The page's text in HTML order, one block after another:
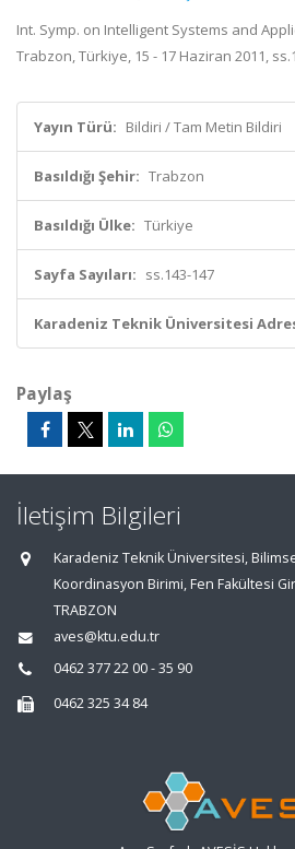
Int. Symp. on Intelligent Systems and
Trabzon, Türkiye, 15 - 17 Haziran 2011,
Yayın Türü: Bildiri / Tam Metin Bildiri
Basıldığı Şehir: Trabzon
Basıldığı Ülke: Türkiye
Sayfa Sayıları: ss.143-147
Karadeniz Teknik Üniversitesi
Paylaş
İletişim Bilgileri
Karadeniz Teknik Üniversitesi,
Koordinasyon Birimi, Fen Fakültesi
TRABZON
aves@ktu.edu.tr
0462 377 22 00 - 35 90
0462 325 34 84